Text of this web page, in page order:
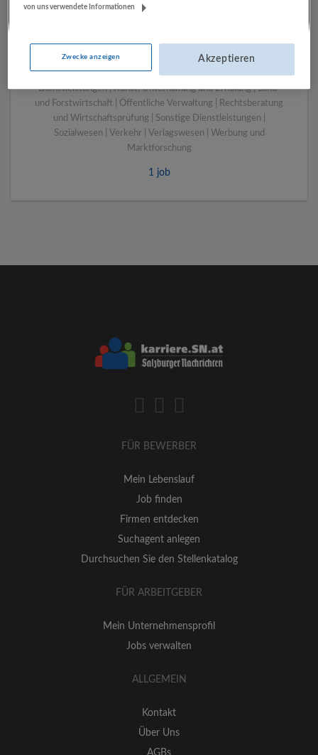
LUGSTEIN CONSULTING
Bau | Beherbergung und Gastronomie | Einzelhandel |
Energieversorgung | Finanz- und Versicherungsleistungen |
Gesundheitswesen | Herstellung von Waren | IT-
Dienstleistungen | Kunst, Unterhaltung und Erholung | Land-
und Forstwirtschaft | Öffentliche Verwaltung | Rechtsberatung
und Wirtschaftsprüfung | Sonstige Dienstleistungen |
Sozialwesen | Verkehr | Verlagswesen | Werbung und
Marktforschung
1 job
FÜR BEWERBER
Mein Lebenslauf
Job finden
Firmen entdecken
Suchagent anlegen
Durchsuchen Sie den Stellenkatalog
FÜR ARBEITGEBER
Mein Unternehmensprofil
Jobs verwalten
ALLGEMEIN
Kontakt
Über Uns
AGBs
von uns verwendete Informationen
Zwecke anzeigen Akzeptieren